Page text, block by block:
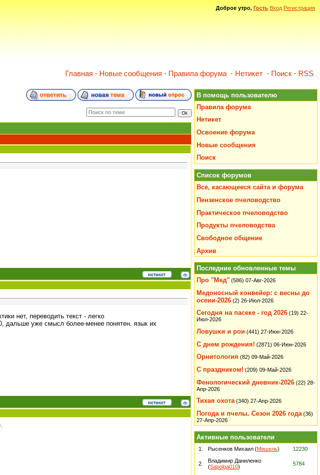
Доброе утро, Гость Вход Регистрация
Главная · Новые сообщения · Правила форума · Нетикет · Поиск · RSS
нет, переводить текст - легко
дальше уже смысл более-менее понятен. язык их
В помощь пользователю
Правила форума
Нетикет
Освоение форума
Новые сообщения
Поиск
Список форумов
Все, касающееся сайта и форума
Пензенское пчеловодство
Практическое пчеловодство
Продукты пчеловодства
Свободное общение
Архив
Последние обновленные темы
Про "Мед" (586) 07-Авг-2026
Медоносный конвейер: с весны до
осени-2026 (2) 26-Июл-2026
Сегодня на пасеке - год 2026 (19) 22-
Июл-2026
Ловушки и рои (441) 27-Июн-2026
С днем рождения! (2871) 06-Июн-2026
Орнитология (82) 09-Май-2026
С праздником! (209) 09-Май-2026
Фенологический дневник-2026 (22) 28-
Апр-2026
Тихая охота (340) 27-Апр-2026
Погода и пчелы. Сезон 2026 года (36)
27-Апр-2026
Активные пользователи
1. Рысенков Михаил (Мишель) 12230
2.
Владимир Даниленко
(Sapolga010) 5784